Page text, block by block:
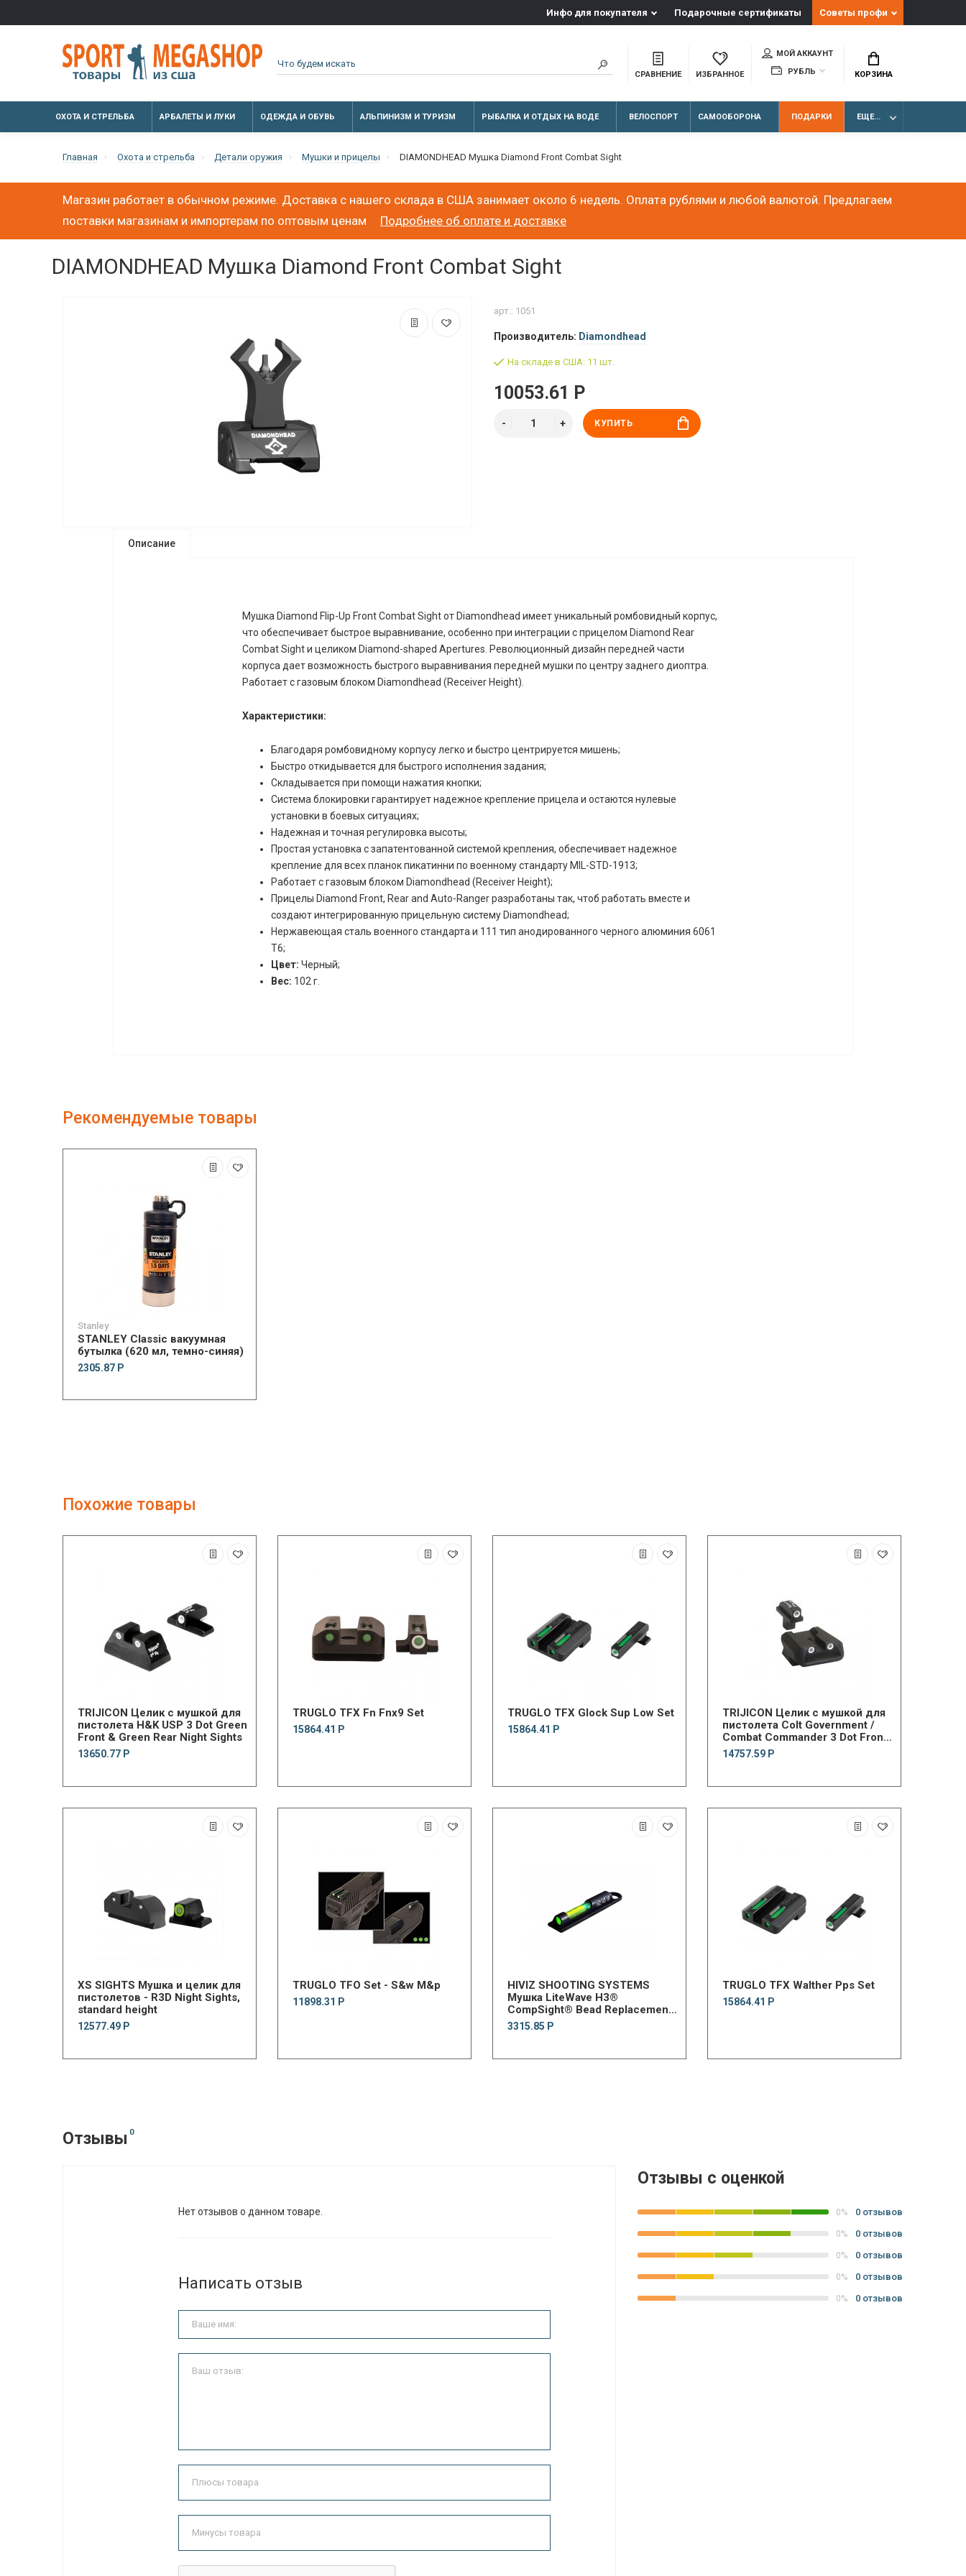
Инфо для покупателя Подарочные сертификаты Советы профи
СРАВНЕНИЕ ИЗБРАННОЕ
МОЙ АККАУНТ
РУБЛЬ
КОРЗИНА
ОХОТА И СТРЕЛЬБА АРБАЛЕТЫ И ЛУКИ ОДЕЖДА И ОБУВЬ АЛЬПИНИЗМ И ТУРИЗМ РЫБАЛКА И ОТДЫХ НА ВОДЕ ВЕЛОСПОРТ САМООБОРОНА ПОДАРКИ ЕЩЕ...
Главная Охота и стрельба Детали оружия Мушки и прицелы DIAMONDHEAD Мушка Diamond Front Combat Sight
Магазин работает в обычном режиме. Доставка с нашего склада в США занимает около 6 недель. Оплата рублями и любой валютой. Предлагаем
поставки магазинам и импортерам по оптовым ценам
Подробнее об оплате и доставке
DIAMONDHEAD Мушка Diamond Front Combat Sight
арт.: 1051
Производитель: Diamondhead
На складе в США: 11 шт.
10053.61 Р
КУПИТЬ
Описание
Мушка Diamond Flip-Up Front Combat Sight от Diamondhead имеет уникальный ромбовидный корпус,
что обеспечивает быстрое выравнивание, особенно при интеграции с прицелом Diamond Rear
Combat Sight и целиком Diamond-shaped Apertures. Революционный дизайн передней части
корпуса дает возможность быстрого выравнивания передней мушки по центру заднего диоптра.
Работает с газовым блоком Diamondhead (Receiver Height).
Характеристики:
Благодаря ромбовидному корпусу легко и быстро центрируется мишень;
Быстро откидывается для быстрого исполнения задания;
Складывается при помощи нажатия кнопки;
Система блокировки гарантирует надежное крепление прицела и остаются нулевые
установки в боевых ситуациях;
Надежная и точная регулировка высоты;
Простая установка с запатентованной системой крепления, обеспечивает надежное
крепление для всех планок пикатинни по военному стандарту MIL-STD-1913;
Работает с газовым блоком Diamondhead (Receiver Height);
Прицелы Diamond Front, Rear and Auto-Ranger разработаны так, чтоб работать вместе и
создают интегрированную прицельную систему Diamondhead;
Нержавеющая сталь военного стандарта и 111 тип анодированного черного алюминия 6061
T6;
Цвет: Черный;
Вес: 102 г.
Рекомендуемые товары
Stanley
STANLEY Classic вакуумная
бутылка (620 мл, темно-синяя)
2305.87 Р
Похожие товары
TRIJICON Целик с мушкой для
пистолета H&K USP 3 Dot Green
Front & Green Rear Night Sights
13650.77 Р
TRUGLO TFX Fn Fnx9 Set
15864.41 Р
TRUGLO TFX Glock Sup Low Set
15864.41 Р
TRIJICON Целик с мушкой для
пистолета Colt Government /
Combat Commander 3 Dot Front
& Novak® Rear Night Sight Set
14757.59 Р
XS SIGHTS Мушка и целик для
пистолетов - R3D Night Sights,
standard height
12577.49 Р
TRUGLO TFO Set - S&w M&p
11898.31 Р
HIVIZ SHOOTING SYSTEMS
Мушка LiteWave H3®
CompSight® Bead Replacement
Front Sight
3315.85 Р
TRUGLO TFX Walther Pps Set
15864.41 Р
Отзывы 0
Нет отзывов о данном товаре.
Написать отзыв
Отзывы с оценкой
0% 0 отзывов
0% 0 отзывов
0% 0 отзывов
0% 0 отзывов
0% 0 отзывов